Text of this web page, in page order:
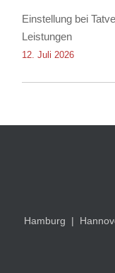
Einstellung bei
Leistungen
12. Juli 2026
Hamburg |